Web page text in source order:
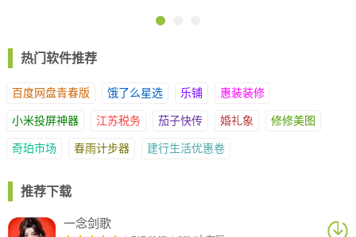
热门软件推荐
百度网盘青春版 饿了么星选 乐铺 惠装装修
小米投屏神器 江苏税务 茄子快传 婚礼象 修修美图
奇珀市场 春雨计步器 建行生活优惠卷
推荐下载
一念剑歌